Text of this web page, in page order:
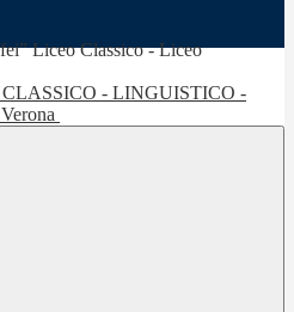
CLASSICO - LINGUISTICO -
Verona